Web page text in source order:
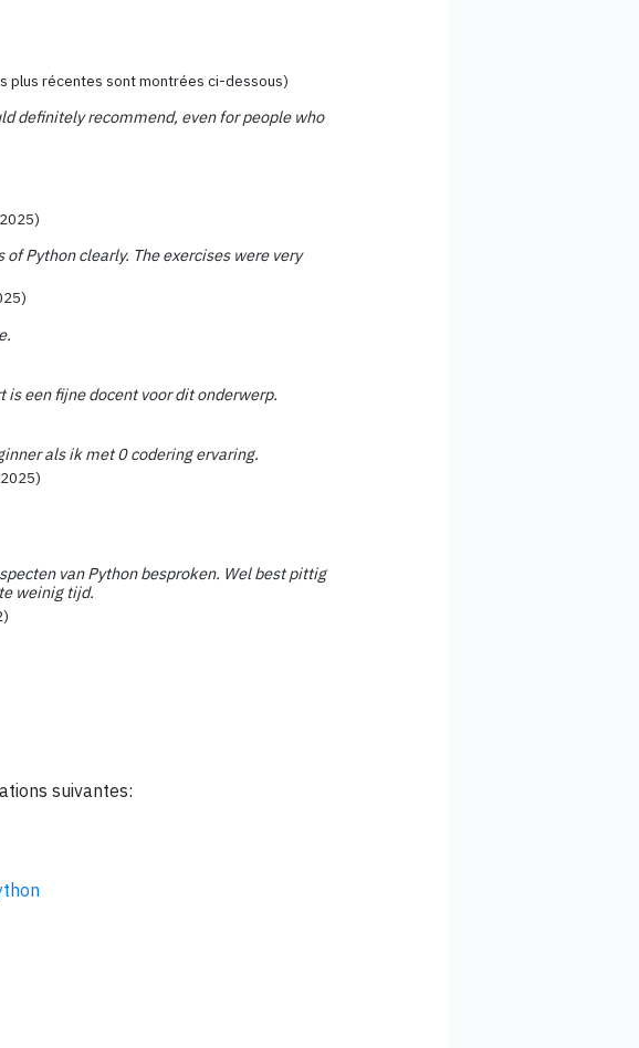
plus récentes sont montrées ci-dessous)
definitely recommend, even for people who
)
Python clearly. The exercises were very
)
is een fijne docent voor dit onderwerp.
als ik met 0 codering ervaring.
)
van Python besproken. Wel best pittig
weinig tijd.
)
suivantes: